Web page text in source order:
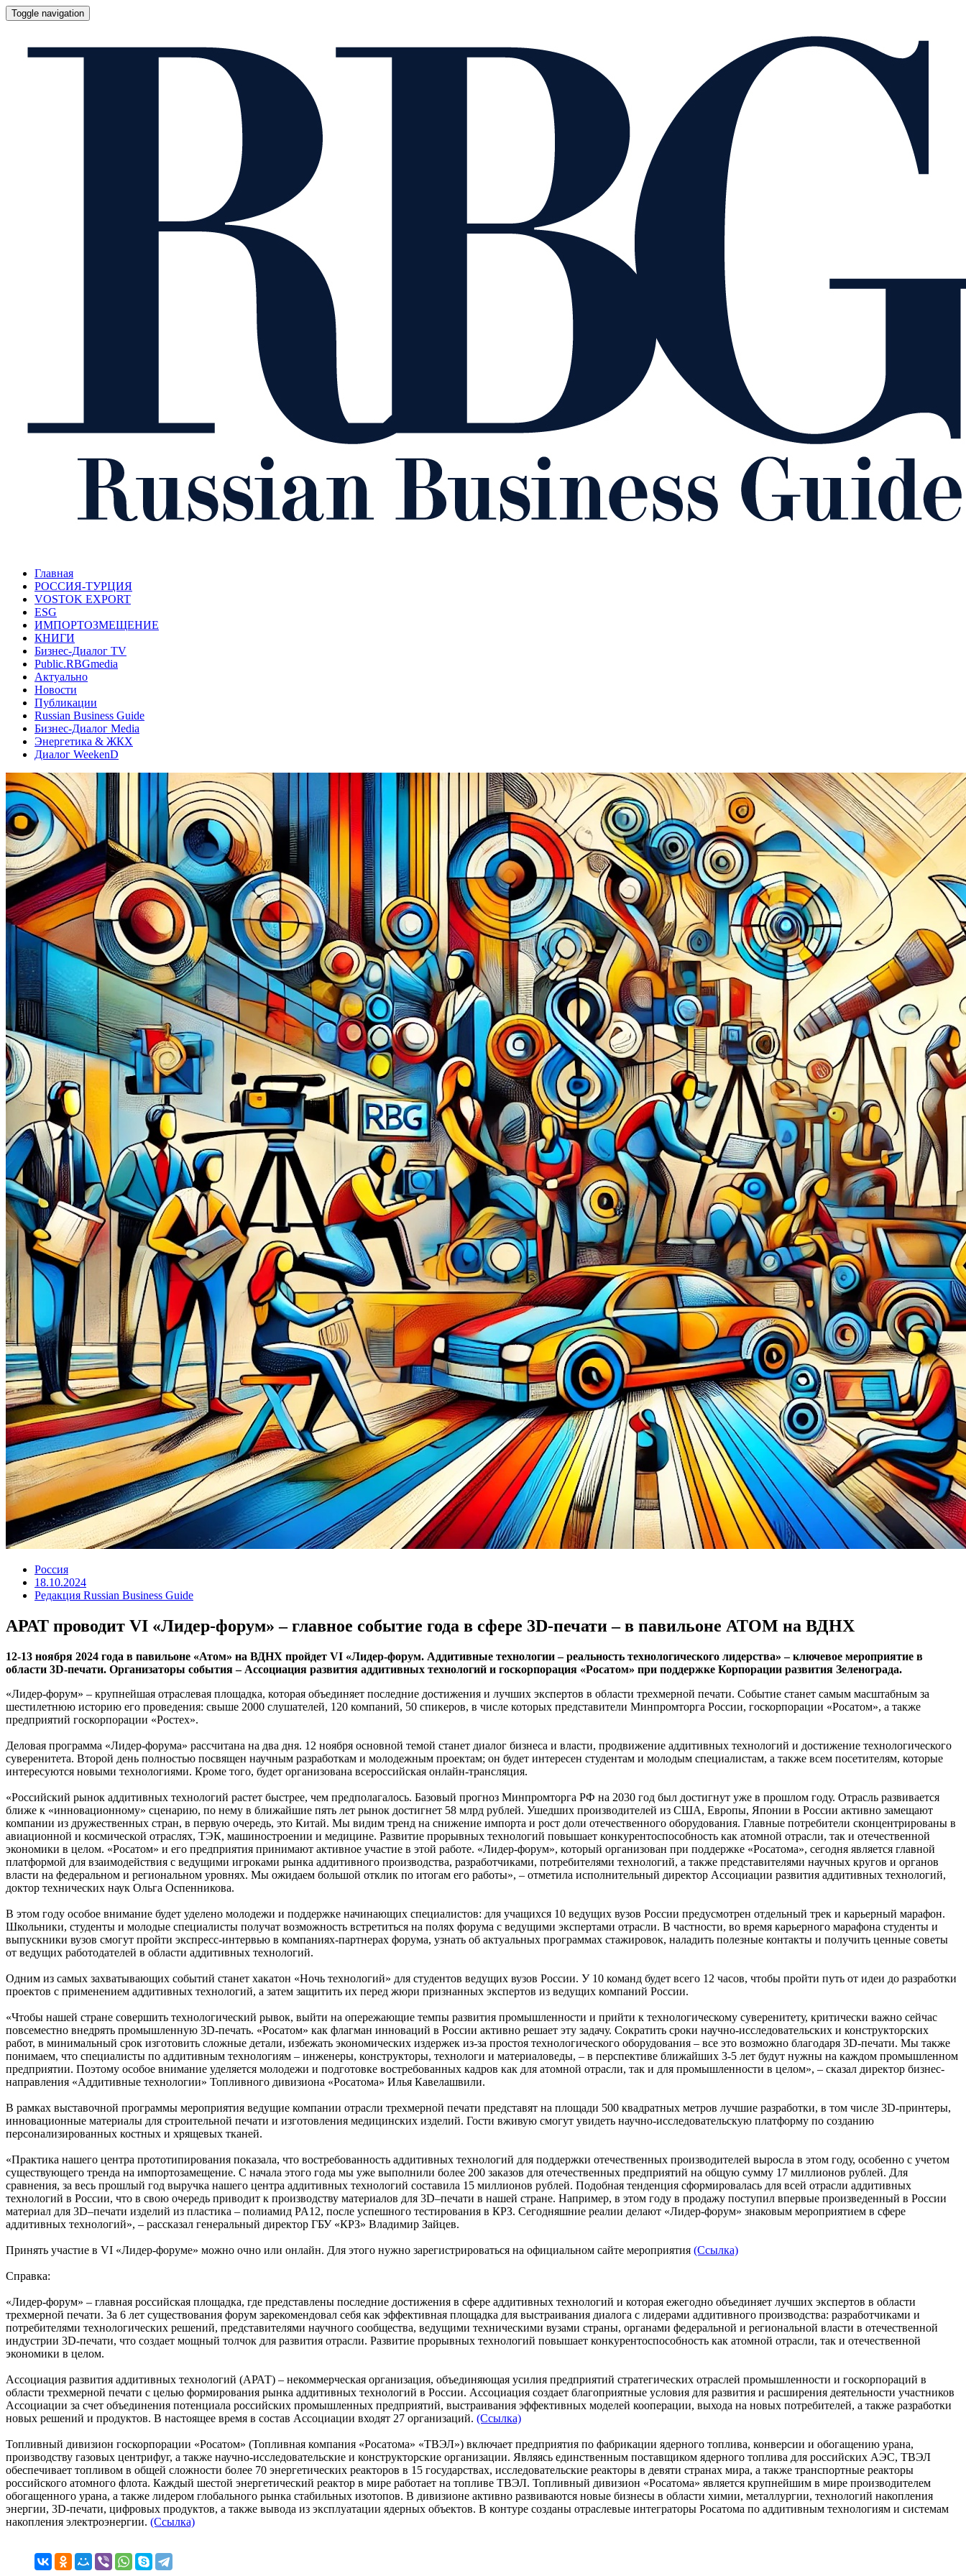
Toggle navigation
Главная
РОССИЯ-ТУРЦИЯ
VOSTOK EXPORT
ESG
ИМПОРТОЗМЕЩЕНИЕ
КНИГИ
Бизнес-Диалог TV
Public.RBGmedia
Актуально
Новости
Публикации
Russian Business Guide
Бизнес-Диалог Media
Энергетика & ЖКХ
Диалог WeekenD
Россия
18.10.2024
Редакция Russian Business Guide
АРАТ проводит VI «Лидер-форум» – главное событие года в сфере 3D-печати – в павильоне АТОМ на ВДНХ
12-13 ноября 2024 года в павильоне «Атом» на ВДНХ пройдет VI «Лидер-форум. Аддитивные технологии – реальность технологического лидерства» – ключевое мероприятие в
области 3D-печати. Организаторы события – Ассоциация развития аддитивных технологий и госкорпорация «Росатом» при поддержке Корпорации развития Зеленограда.
«Лидер-форум» – крупнейшая отраслевая площадка, которая объединяет последние достижения и лучших экспертов в области трехмерной печати. Событие станет самым масштабным за
шестилетнюю историю его проведения: свыше 2000 слушателей, 120 компаний, 50 спикеров, в числе которых представители Минпромторга России, госкорпорации «Росатом», а также
предприятий госкорпорации «Ростех».
Деловая программа «Лидер-форума» рассчитана на два дня. 12 ноября основной темой станет диалог бизнеса и власти, продвижение аддитивных технологий и достижение технологического
суверенитета. Второй день полностью посвящен научным разработкам и молодежным проектам; он будет интересен студентам и молодым специалистам, а также всем посетителям, которые
интересуются новыми технологиями. Кроме того, будет организована всероссийская онлайн-трансляция.
«Российский рынок аддитивных технологий растет быстрее, чем предполагалось. Базовый прогноз Минпромторга РФ на 2030 год был достигнут уже в прошлом году. Отрасль развивается
ближе к «инновационному» сценарию, по нему в ближайшие пять лет рынок достигнет 58 млрд рублей. Ушедших производителей из США, Европы, Японии в России активно замещают
компании из дружественных стран, в первую очередь, это Китай. Мы видим тренд на снижение импорта и рост доли отечественного оборудования. Главные потребители сконцентрированы в
авиационной и космической отраслях, ТЭК, машиностроении и медицине. Развитие прорывных технологий повышает конкурентоспособность как атомной отрасли, так и отечественной
экономики в целом. «Росатом» и его предприятия принимают активное участие в этой работе. «Лидер-форум», который организован при поддержке «Росатома», сегодня является главной
платформой для взаимодействия с ведущими игроками рынка аддитивного производства, разработчиками, потребителями технологий, а также представителями научных кругов и органов
власти на федеральном и региональном уровнях. Мы ожидаем большой отклик по итогам его работы», – отметила исполнительный директор Ассоциации развития аддитивных технологий,
доктор технических наук Ольга Оспенникова.
В этом году особое внимание будет уделено молодежи и поддержке начинающих специалистов: для учащихся 10 ведущих вузов России предусмотрен отдельный трек и карьерный марафон.
Школьники, студенты и молодые специалисты получат возможность встретиться на полях форума с ведущими экспертами отрасли. В частности, во время карьерного марафона студенты и
выпускники вузов смогут пройти экспресс-интервью в компаниях-партнерах форума, узнать об актуальных программах стажировок, наладить полезные контакты и получить ценные советы
от ведущих работодателей в области аддитивных технологий.
Одним из самых захватывающих событий станет хакатон «Ночь технологий» для студентов ведущих вузов России. У 10 команд будет всего 12 часов, чтобы пройти путь от идеи до разработки
проектов с применением аддитивных технологий, а затем защитить их перед жюри признанных экспертов из ведущих компаний России.
«Чтобы нашей стране совершить технологический рывок, выйти на опережающие темпы развития промышленности и прийти к технологическому суверенитету, критически важно сейчас
повсеместно внедрять промышленную 3D-печать. «Росатом» как флагман инноваций в России активно решает эту задачу. Сократить сроки научно-исследовательских и конструкторских
работ, в минимальный срок изготовить сложные детали, избежать экономических издержек из-за простоя технологического оборудования – все это возможно благодаря 3D-печати. Мы также
понимаем, что специалисты по аддитивным технологиям – инженеры, конструкторы, технологи и материаловеды, – в перспективе ближайших 3-5 лет будут нужны на каждом промышленном
предприятии. Поэтому особое внимание уделяется молодежи и подготовке востребованных кадров как для атомной отрасли, так и для промышленности в целом», – сказал директор бизнес-
направления «Аддитивные технологии» Топливного дивизиона «Росатома» Илья Кавелашвили.
В рамках выставочной программы мероприятия ведущие компании отрасли трехмерной печати представят на площади 500 квадратных метров лучшие разработки, в том числе 3D-принтеры,
инновационные материалы для строительной печати и изготовления медицинских изделий. Гости вживую смогут увидеть научно-исследовательскую платформу по созданию
персонализированных костных и хрящевых тканей.
«Практика нашего центра прототипирования показала, что востребованность аддитивных технологий для поддержки отечественных производителей выросла в этом году, особенно с учетом
существующего тренда на импортозамещение. С начала этого года мы уже выполнили более 200 заказов для отечественных предприятий на общую сумму 17 миллионов рублей. Для
сравнения, за весь прошлый год выручка нашего центра аддитивных технологий составила 15 миллионов рублей. Подобная тенденция сформировалась для всей отрасли аддитивных
технологий в России, что в свою очередь приводит к производству материалов для 3D–печати в нашей стране. Например, в этом году в продажу поступил впервые произведенный в России
материал для 3D–печати изделий из пластика – полиамид PA12, после успешного тестирования в КРЗ. Сегодняшние реалии делают «Лидер-форум» знаковым мероприятием в сфере
аддитивных технологий», – рассказал генеральный директор ГБУ «КРЗ» Владимир Зайцев.
Принять участие в VI «Лидер-форуме» можно очно или онлайн. Для этого нужно зарегистрироваться на официальном сайте мероприятия (Ссылка)
Справка:
«Лидер-форум» – главная российская площадка, где представлены последние достижения в сфере аддитивных технологий и которая ежегодно объединяет лучших экспертов в области
трехмерной печати. За 6 лет существования форум зарекомендовал себя как эффективная площадка для выстраивания диалога с лидерами аддитивного производства: разработчиками и
потребителями технологических решений, представителями научного сообщества, ведущими техническими вузами страны, органами федеральной и региональной власти в отечественной
индустрии 3D-печати, что создает мощный толчок для развития отрасли. Развитие прорывных технологий повышает конкурентоспособность как атомной отрасли, так и отечественной
экономики в целом.
Ассоциация развития аддитивных технологий (АРАТ) – некоммерческая организация, объединяющая усилия предприятий стратегических отраслей промышленности и госкорпораций в
области трехмерной печати с целью формирования рынка аддитивных технологий в России. Ассоциация создает благоприятные условия для развития и расширения деятельности участников
Ассоциации за счет объединения потенциала российских промышленных предприятий, выстраивания эффективных моделей кооперации, выхода на новых потребителей, а также разработки
новых решений и продуктов. В настоящее время в состав Ассоциации входят 27 организаций. (Ссылка)
Топливный дивизион госкорпорации «Росатом» (Топливная компания «Росатома» «ТВЭЛ») включает предприятия по фабрикации ядерного топлива, конверсии и обогащению урана,
производству газовых центрифуг, а также научно-исследовательские и конструкторские организации. Являясь единственным поставщиком ядерного топлива для российских АЭС, ТВЭЛ
обеспечивает топливом в общей сложности более 70 энергетических реакторов в 15 государствах, исследовательские реакторы в девяти странах мира, а также транспортные реакторы
российского атомного флота. Каждый шестой энергетический реактор в мире работает на топливе ТВЭЛ. Топливный дивизион «Росатома» является крупнейшим в мире производителем
обогащенного урана, а также лидером глобального рынка стабильных изотопов. В дивизионе активно развиваются новые бизнесы в области химии, металлургии, технологий накопления
энергии, 3D-печати, цифровых продуктов, а также вывода из эксплуатации ядерных объектов. В контуре созданы отраслевые интеграторы Росатома по аддитивным технологиям и системам
накопления электроэнергии. (Ссылка)